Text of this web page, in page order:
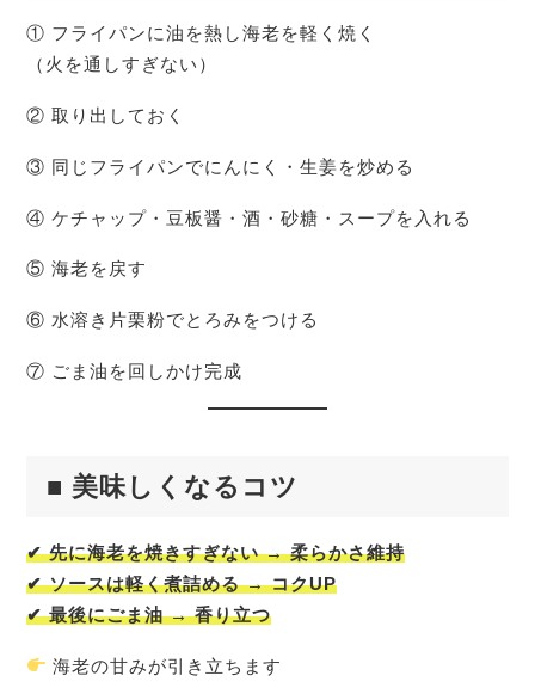
① フライパンに油を熱し海老を軽く焼く
（火を通しすぎない）
② 取り出しておく
③ 同じフライパンでにんにく・生姜を炒める
④ ケチャップ・豆板醤・酒・砂糖・スープを入れる
⑤ 海老を戻す
⑥ 水溶き片栗粉でとろみをつける
⑦ ごま油を回しかけ完成
■ 美味しくなるコツ
✔ 先に海老を焼きすぎない → 柔らかさ維持
✔ ソースは軽く煮詰める → コクUP
✔ 最後にごま油 → 香り立つ
海老の甘みが引き立ちます